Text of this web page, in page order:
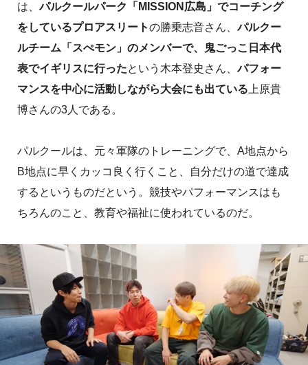
は、パルクールパーク「MISSION広島」でコーチング
をしているプロアスリートの勝乗志音さん、パルクー
ルチーム「スぺモン」のメンバーで、鬼ごっこ日本代
表でイギリスに行ったという木本登史さん、パフォー
マンスを中心に活動しながら大会にも出ている 上原貴
博さんの3人である。
パルクールは、元々軍隊のトレーニングで、A地点から
B地点に早くカッコ良く行くこと、自分だけの道で達成
するというものだという。競技やパフォーマンスはも
ちろんのこと、教育や福祉に使われているのだ。